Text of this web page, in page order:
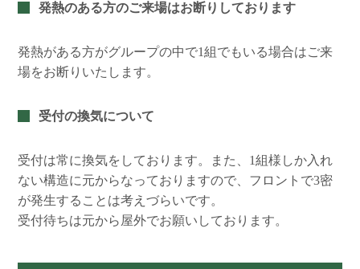
発熱のある方のご来場はお断りしております
発熱がある方がグループの中で1組でもいる場合はご来
場をお断りいたします。
受付の換気について
受付は常に換気をしております。また、1組様しか入れ
ない構造に元からなっておりますので、フロントで3密
が発生することは考えづらいです。
受付待ちは元から屋外でお願いしております。